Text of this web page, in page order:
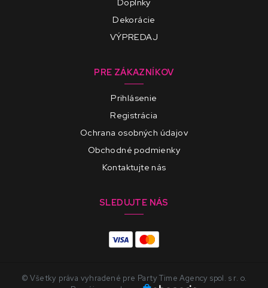
Dekorácie
VÝPREDAJ
PRE ZÁKAZNÍKOV
Prihlásenie
Registrácia
Ochrana osobných údajov
Obchodné podmienky
Kontaktujte nás
SLEDUJTE NÁS
© Všetky práva vyhradené pre Party Time Agency spol. s r. o.